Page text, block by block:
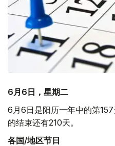
6月6日，星期二
6月6日是阳历一年中的第
的结束还有210天。
各国/地区节日